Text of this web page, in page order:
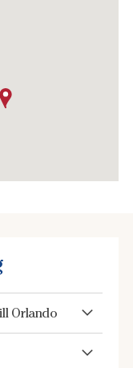
Orlando